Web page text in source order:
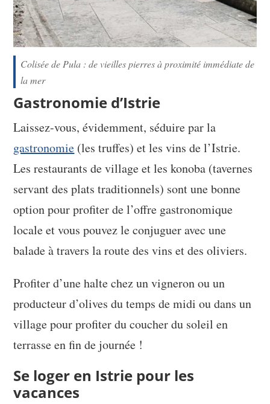
Colisée de Pula : de vieilles pierres à proximité immédiate de
la mer
Gastronomie d’Istrie
Laissez-vous, évidemment, séduire par la
gastronomie (les truffes) et les vins de l’Istrie.
Les restaurants de village et les konoba (tavernes
servant des plats traditionnels) sont une bonne
option pour profiter de l’offre gastronomique
locale et vous pouvez le conjuguer avec une
balade à travers la route des vins et des oliviers.
Profiter d’une halte chez un vigneron ou un
producteur d’olives du temps de midi ou dans un
village pour profiter du coucher du soleil en
terrasse en fin de journée !
Se loger en Istrie pour les
vacances